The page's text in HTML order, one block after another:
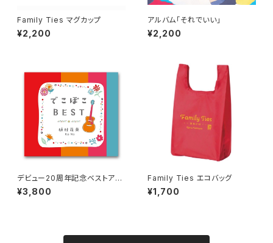
Family Ties マグカップ
¥2,200
アルバム「それでいい」
¥2,200
デビュー20周年記念ベストアル
バム 「でこぼこBEST」
¥3,800
Family Ties エコバッグ
¥1,700